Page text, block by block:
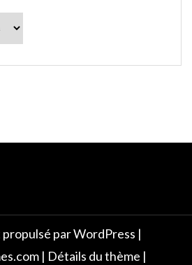
par WordPress |
| Détails du thème |